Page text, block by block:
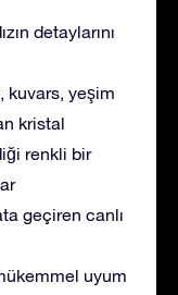
detaylarını
kuvars, yeşim
kristal
renkli bir
geçiren canlı
uyum